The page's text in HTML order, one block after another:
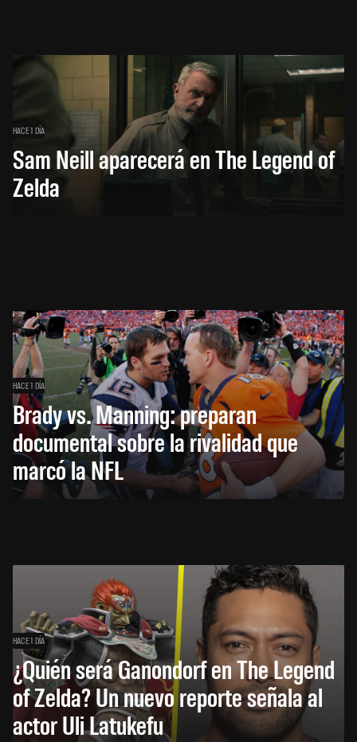
HACE 1 DÍA
Sam Neill aparecerá en The Legend of
Zelda
HACE 1 DÍA
Brady vs. Manning: preparan
documental sobre la rivalidad que
marcó la NFL
HACE 1 DÍA
¿Quién será Ganondorf en The Legend
of Zelda? Un nuevo reporte señala al
actor Uli Latukefu